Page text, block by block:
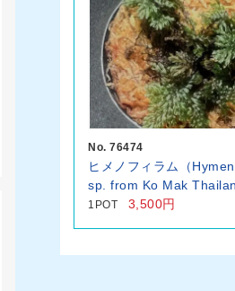
No. 76474
ヒメノフィラム（
sp. from Ko Mak
1POT 3,500円